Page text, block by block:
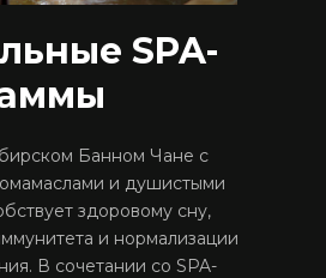
SPA-
Банном Чане с
и душистыми
здоровому сну,
и нормализации
В сочетании со SPA-